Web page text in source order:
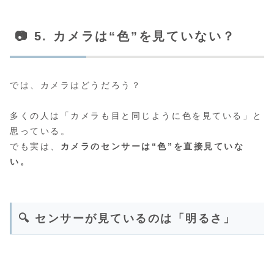
📷 5. カメラは“色”を見ていない？
では、カメラはどうだろう？
多くの人は「カメラも目と同じように色を見ている」と
思っている。
でも実は、 カメラのセンサーは“色”を直接見ていな
い。
🔍 センサーが見ているのは「明るさ」